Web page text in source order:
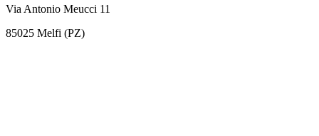
Via Antonio Meucci 11
85025 Melfi (PZ)